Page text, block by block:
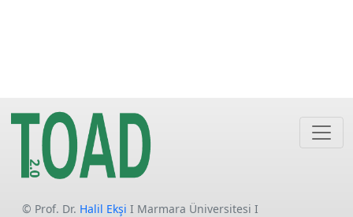
© Prof. Dr. Halil Ekşi I Marmara Üniversitesi I